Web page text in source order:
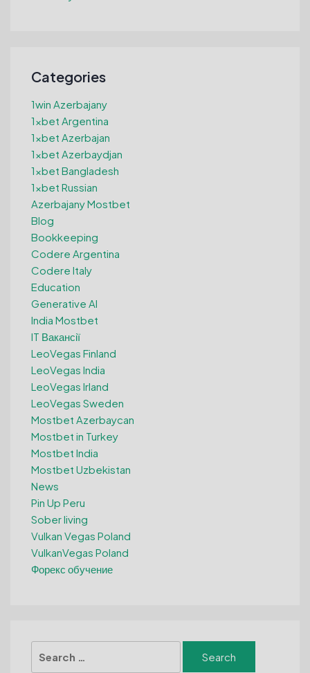
Categories
1win Azerbajany
1xbet Argentina
1xbet Azerbajan
1xbet Azerbaydjan
1xbet Bangladesh
1xbet Russian
Azerbajany Mostbet
Blog
Bookkeeping
Codere Argentina
Codere Italy
Education
Generative AI
India Mostbet
IT Вакансії
LeoVegas Finland
LeoVegas India
LeoVegas Irland
LeoVegas Sweden
Mostbet Azerbaycan
Mostbet in Turkey
Mostbet India
Mostbet Uzbekistan
News
Pin Up Peru
Sober living
Vulkan Vegas Poland
VulkanVegas Poland
Форекс обучение
for: